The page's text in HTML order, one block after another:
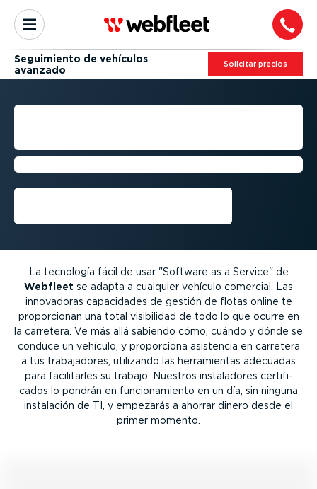
Seguimiento de vehículos
avanzado
Solicitar precios
SEGUIMIENTO DE
Webfleet + LINK 640
La tecnología fácil de usar "Software as a Service" de
Webfleet se adapta a cualquier vehículo comercial. Las
innovadoras capacidades de gestión de flotas online te
propor­cionan una total visibilidad de todo lo que ocurre en
la carretera. Ve más allá sabiendo cómo, cuándo y dónde se
conduce un vehículo, y proporciona asistencia en carretera
a tus traba­ja­dores, utilizando las herra­mientas adecuadas
para facili­tarles su trabajo. Nuestros insta­la­dores certi­fi­
cados lo pondrán en funcio­na­miento en un día, sin ninguna
instalación de TI, y empezarás a ahorrar dinero desde el
primer momento.